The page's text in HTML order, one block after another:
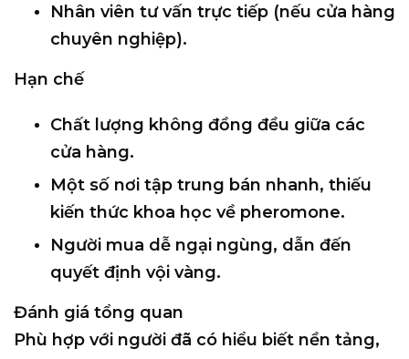
Nhân viên tư vấn trực tiếp (nếu cửa hàng
chuyên nghiệp).
Hạn chế
Chất lượng không đồng đều giữa các
cửa hàng.
Một số nơi tập trung bán nhanh, thiếu
kiến thức khoa học về pheromone.
Người mua dễ ngại ngùng, dẫn đến
quyết định vội vàng.
Đánh giá tổng quan
Phù hợp với người đã có hiểu biết nền tảng,